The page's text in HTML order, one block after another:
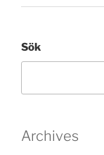
Sök
Archives